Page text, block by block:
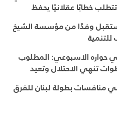
خطابًا عقلانيًا يحفظ
وفدًا من مؤسسة الشيخ
حواره الاسبوعي: المطلوب
تنهي الاحتلال وتعيد
منافسات بطولة لبنان للفرق